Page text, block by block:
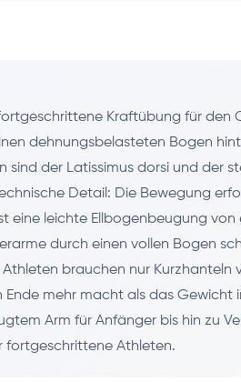
Kraftübung für den
dehnungsbelasteten Bogen
der Latissimus dorsi und der
Detail: Die Bewegung
eine leichte Ellbogenbeugung von
durch einen vollen Bogen
brauchen nur Kurzhanteln
mehr macht als das Gewicht
Arm für Anfänger bis hin zu
fortgeschrittene Athleten.